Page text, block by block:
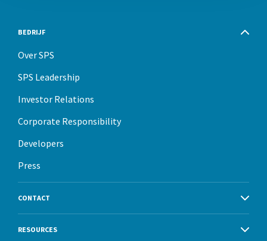
BEDRIJF
Over SPS
SPS Leadership
Investor Relations
Corporate Responsibility
Developers
Press
CONTACT
RESOURCES